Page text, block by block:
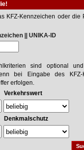
KFZ-Kennzeichen oder die
|| UNIKA-ID
sind optional
bei Eingabe des KFZ-
erfolgen.
Verkehrswert
Denkmalschutz